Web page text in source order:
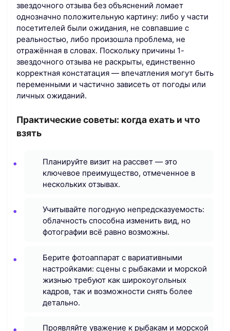
звездочного отзыва без объяснений ломает
однозначно положительную картину: либо у части
посетителей были ожидания, не совпавшие с
реальностью, либо произошла проблема, не
отражённая в словах. Поскольку причины 1-
звездочного отзыва не раскрыты, единственно
корректная констатация — впечатления могут быть
переменными и частично зависеть от погоды или
личных ожиданий.
Практические советы: когда ехать и что
взять
Планируйте визит на рассвет — это
ключевое преимущество, отмеченное в
нескольких отзывах.
Учитывайте погодную непредсказуемость:
облачность способна изменить вид, но
фотографии всё равно возможны.
Берите фотоаппарат с вариативными
настройками: сцены с рыбаками и морской
жизнью требуют как широкоугольных
кадров, так и возможности снять более
детально.
Проявляйте уважение к рыбакам и морской